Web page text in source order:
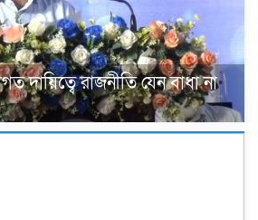
দায়িত্বে রাজনীতি যেন বাধা না